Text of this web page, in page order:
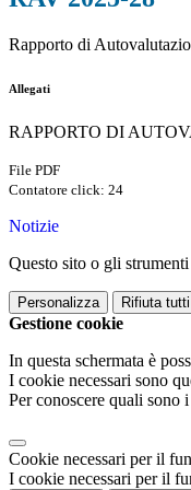
Rapporto di
Allegati
RAPPORTO DI
File PDF
Contatore click: 24
Notizie
Questo sito o gli
Personalizza Rifiuta tutti
Gestione cookie
In questa schermata è
I cookie necessari sono
Per conoscere quali sono
Cookie necessari per il
I cookie necessari per il